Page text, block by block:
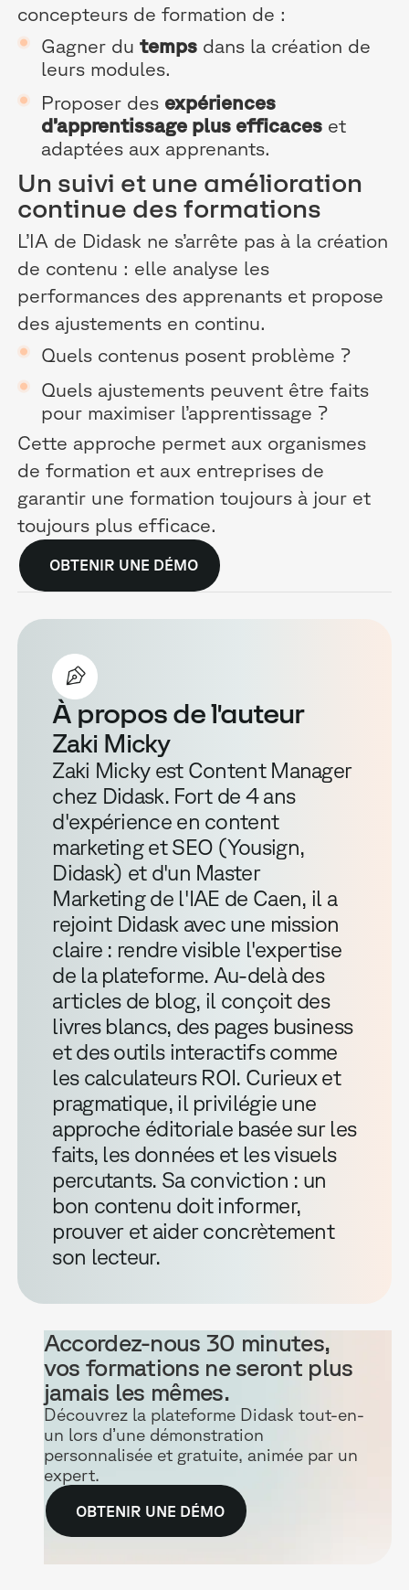
concepteurs de formation de :
Gagner du tempsdans la création de
leurs modules.
Proposer des expériences
d’apprentissage plus efficaceset
adaptées aux apprenants.
Un suivi et une amélioration
continue des formations
L’IA de Didask ne s’arrête pas à la création
de contenu : elle analyse les
performances des apprenants et propose
des ajustements en continu.
Quels contenus posent problème ?
Quels ajustements peuvent être faits
pour maximiser l’apprentissage ?
Cette approche permet aux organismes
de formation et aux entreprises de
garantir une formation toujours à jour et
toujours plus efficace.
OBTENIR UNE DÉMO
À propos de l'auteur
Zaki Micky
Zaki Micky est Content Manager
chez Didask. Fort de 4 ans
d'expérience en content
marketing et SEO (Yousign,
Didask) et d'un Master
Marketing de l'IAE de Caen, il a
rejoint Didask avec une mission
claire : rendre visible l'expertise
de la plateforme. Au-delà des
articles de blog, il conçoit des
livres blancs, des pages business
et des outils interactifs comme
les calculateurs ROI. Curieux et
pragmatique, il privilégie une
approche éditoriale basée sur les
faits, les données et les visuels
percutants. Sa conviction : un
bon contenu doit informer,
prouver et aider concrètement
son lecteur.
Accordez-nous 30 minutes,
vos formations ne seront plus
jamais les mêmes.
Découvrez la plateforme Didask tout-en-
un lors d’une démonstration
personnalisée et gratuite, animée par un
expert.
OBTENIR UNE DÉMO